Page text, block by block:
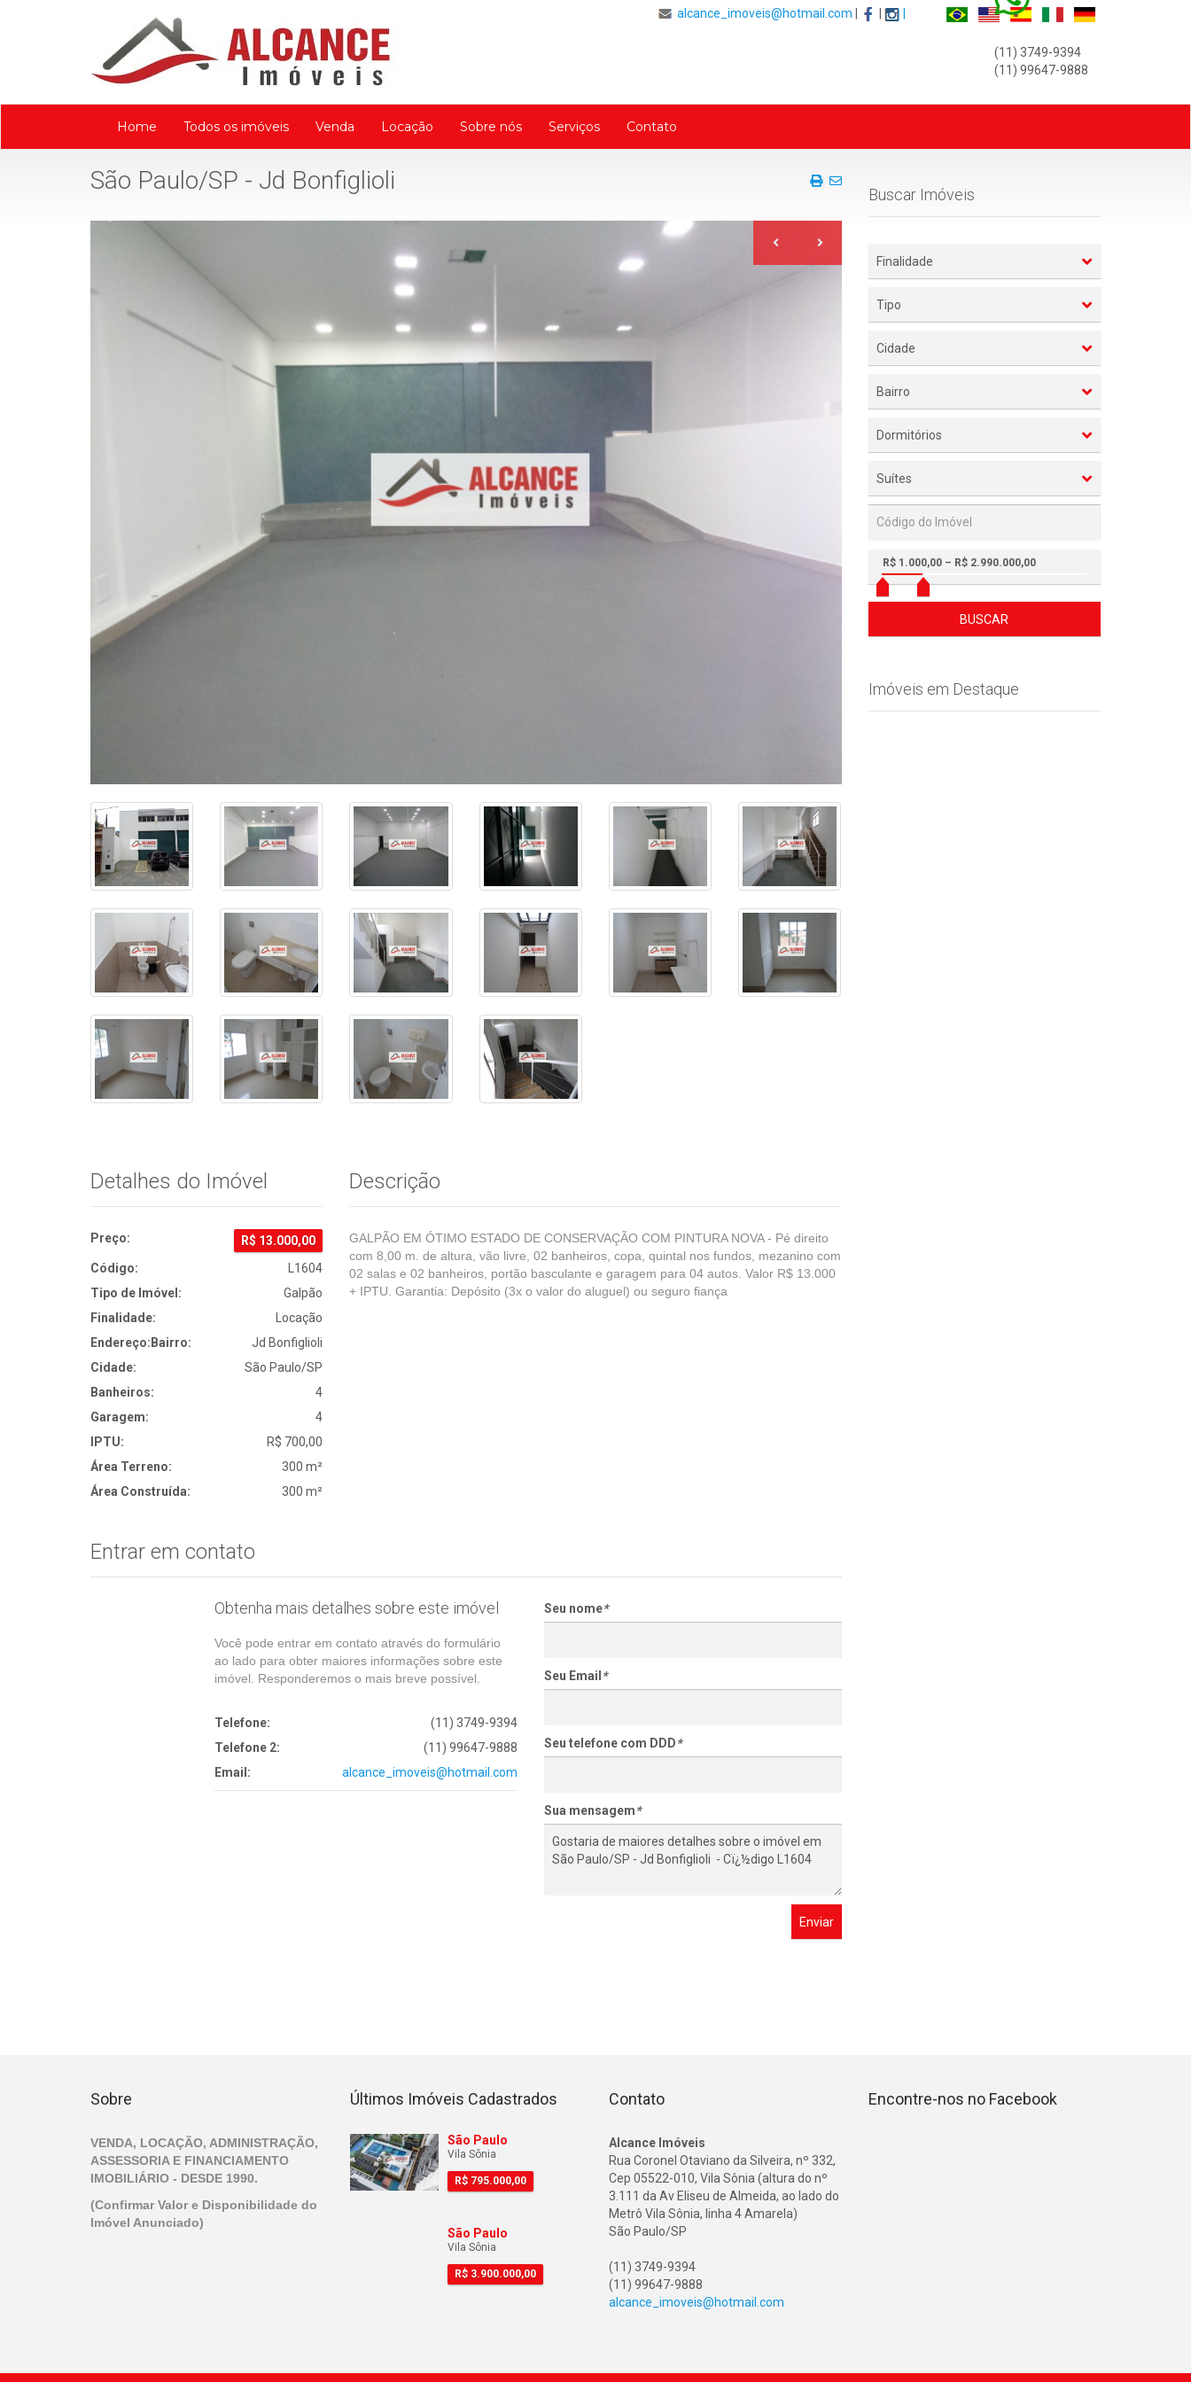
alcance_imoveis@hotmail.com
(11) 3749-9394
(11) 99647-9888
Home Todos os imóveis Venda Locação Sobre nós Serviços Contato
São Paulo/SP - Jd Bonfiglioli
Imprima
Folhetoo
Envie
pï¿½gina
para
Amigo
Front
View
Front
Detalhes do Imóvel
Preço: R$ 13.000,00
Código:
L1604
Tipo de Imóvel:
Galpão
Finalidade:
Locação
Endereço: Bairro:
Jd Bonfiglioli
Cidade:
São Paulo/SP
Banheiros:
4
Garagem:
4
IPTU:
R$ 700,00
Área Terreno:
300 m²
Área Construída:
300 m²
Descrição
GALPÃO EM ÓTIMO ESTADO DE CONSERVAÇÃO COM PINTURA NOVA - Pé direito
com 8,00 m. de altura, vão livre, 02 banheiros, copa, quintal nos fundos, mezanino com
02 salas e 02 banheiros, portão basculante e garagem para 04 autos. Valor R$ 13.000
+ IPTU. Garantia: Depósito (3x o valor do aluguel) ou seguro fiança
Entrar em contato
Obtenha mais detalhes sobre este imóvel
Você pode entrar em contato através do formulário
ao lado para obter maiores informações sobre este
imóvel. Responderemos o mais breve possível.
Telefone:
(11) 3749-9394
Telefone 2:
(11) 99647-9888
Email:
alcance_imoveis@hotmail.com
Seu nome*
Seu Email *
Seu telefone com DDD*
Sua mensagem*
Enviar
Buscar Imóveis
Finalidade
Tipo
Cidade
Bairro
Dormitórios
Suítes
R$ 1.000,00 – R$ 2.990.000,00
BUSCAR
Imóveis em Destaque
Sobre
VENDA, LOCAÇÃO, ADMINISTRAÇÃO,
ASSESSORIA E FINANCIAMENTO
IMOBILIÁRIO - DESDE 1990.
(Confirmar Valor e Disponibilidade do
Imóvel Anunciado)
Últimos Imóveis Cadastrados
São Paulo
Vila Sônia
R$ 795.000,00
São Paulo
Vila Sônia
R$ 3.900.000,00
Contato
Alcance Imóveis
Rua Coronel Otaviano da Silveira, nº 332,
Cep 05522-010, Vila Sônia (altura do nº
3.111 da Av Eliseu de Almeida, ao lado do
Metrô Vila Sônia, linha 4 Amarela)
São Paulo/SP
(11) 3749-9394
(11) 99647-9888
alcance_imoveis@hotmail.com
Encontre-nos no Facebook